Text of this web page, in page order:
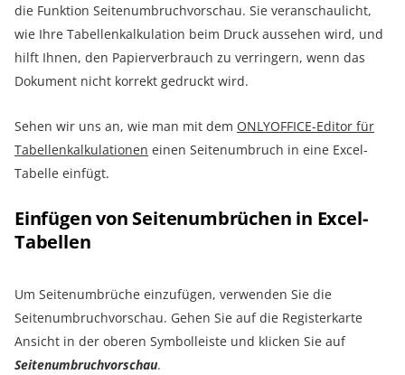
die Funktion Seitenumbruchvorschau. Sie veranschaulicht,
wie Ihre Tabellenkalkulation beim Druck aussehen wird, und
hilft Ihnen, den Papierverbrauch zu verringern, wenn das
Dokument nicht korrekt gedruckt wird.
Sehen wir uns an, wie man mit dem ONLYOFFICE-Editor für
Tabellenkalkulationen einen Seitenumbruch in eine Excel-
Tabelle einfügt.
Einfügen von Seitenumbrüchen in Excel-
Tabellen
Um Seitenumbrüche einzufügen, verwenden Sie die
Seitenumbruchvorschau. Gehen Sie auf die Registerkarte
Ansicht in der oberen Symbolleiste und klicken Sie auf
Seitenumbruchvorschau.